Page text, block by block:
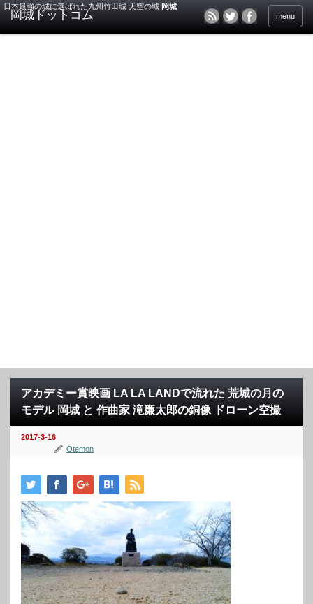
日本最強の城に選ばれた九州竹田城 天空の城 岡城
menu
アカデミー賞映画 LA LA LANDで流れた 荒城の月の
モデル 岡城 と 作曲家 滝廉太郎の銅像 ドローン空撮
2017-3-16
Otemon